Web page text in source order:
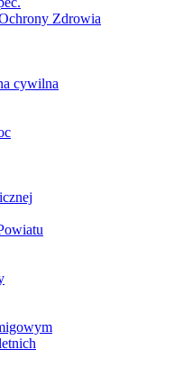
Zdrowia
cywilna